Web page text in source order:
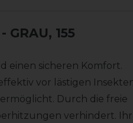
- GRAU, 155
einen sicheren Komfort.
vor lästigen
Durch die freie
verhindert.